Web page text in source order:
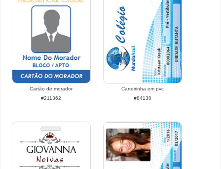
Cartão de morador
#211362
Carteirinha em pvc
#84130